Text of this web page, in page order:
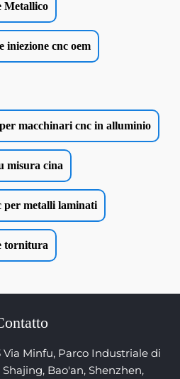
Metallico
iniezione cnc oem
macchinari cnc in alluminio
misura cina
per metalli laminati
tornitura
Via Minfu, Parco Industriale di
Bao'an, Shenzhen,